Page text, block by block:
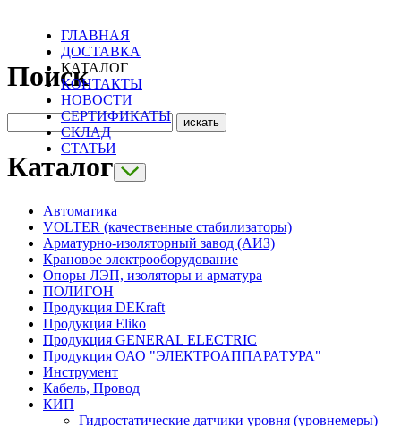
ГЛАВНАЯ
ДОСТАВКА
КАТАЛОГ
КОНТАКТЫ
НОВОСТИ
СЕРТИФИКАТЫ
СКЛАД
СТАТЬИ
Поиск
Каталог
Автоматика
VOLTER (качественные стабилизаторы)
Арматурно-изоляторный завод (АИЗ)
Крановое электрооборудование
Опоры ЛЭП, изоляторы и арматура
ПОЛИГОН
Продукция DEKraft
Продукция Eliko
Продукция GENERAL ELECTRIC
Продукция ОАО "ЭЛЕКТРОАППАРАТУРА"
Инструмент
Кабель, Провод
КИП
Гидростатические датчики уровня (уровнемеры)